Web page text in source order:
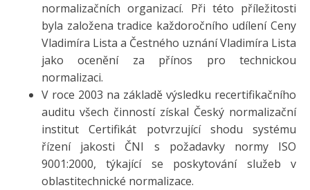
normalizačních organizací. Při této příležitosti
byla založena tradice každoročního udílení Ceny
Vladimíra Lista a Čestného uznání Vladimíra Lista
jako ocenění za přínos pro technickou
normalizaci.
V roce 2003 na základě výsledku recertifikačního
auditu všech činností získal Český normalizační
institut Certifikát potvrzující shodu systému
řízení jakosti ČNI s požadavky normy ISO
9001:2000, týkající se poskytování služeb v
oblastitechnické normalizace.